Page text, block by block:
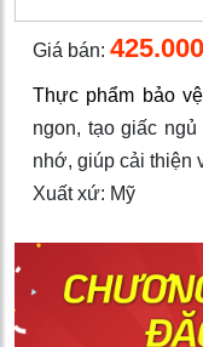
Giá bán:
Thực phẩm bảo
ngon, tạo giấc
nhớ, giúp cải thiện
Xuất xứ: Mỹ